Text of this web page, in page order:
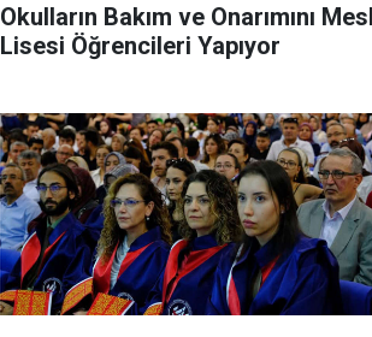
Okulların Bakım ve Onarımını
Lisesi Öğrencileri Yapıyor